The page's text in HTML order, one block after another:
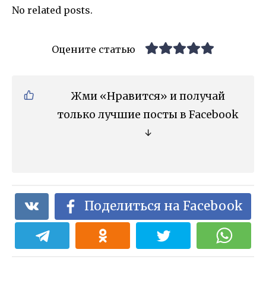
No related posts.
Оцените статью
Жми «Нравится» и получай
только лучшие посты в Facebook
↓
Поделиться на Facebook